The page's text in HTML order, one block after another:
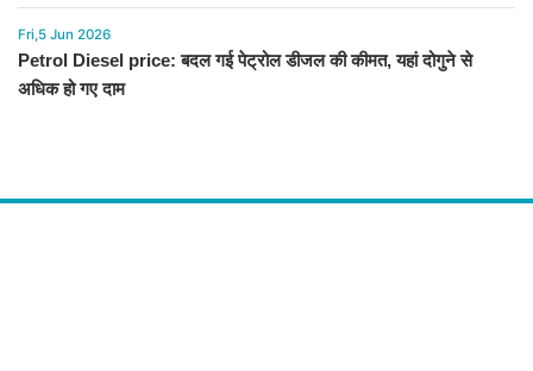
Fri,5 Jun 2026
Petrol Diesel price: बदल गई पेट्रोल डीजल की कीमत, यहां दोगुने से
अधिक हो गए दाम